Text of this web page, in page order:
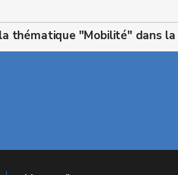
thématique "Mobilité" dans la